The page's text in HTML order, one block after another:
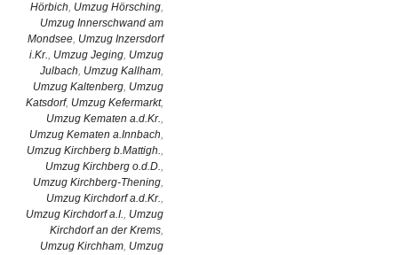
Hörbich, Umzug Hörsching,
Umzug Innerschwand am
Mondsee, Umzug Inzersdorf
i.Kr., Umzug Jeging, Umzug
Julbach, Umzug Kallham,
Umzug Kaltenberg, Umzug
Katsdorf, Umzug Kefermarkt,
Umzug Kematen a.d.Kr.,
Umzug Kematen a.Innbach,
Umzug Kirchberg b.Mattigh.,
Umzug Kirchberg o.d.D.,
Umzug Kirchberg-Thening,
Umzug Kirchdorf a.d.Kr.,
Umzug Kirchdorf a.I., Umzug
Kirchdorf an der Krems,
Umzug Kirchham, Umzug